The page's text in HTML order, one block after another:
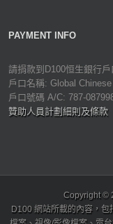
PAYMENT INFO
請捐款到D100恒生銀行戶
戶口名稱: Global
戶口號碼 A/C: 787-
贊助人員計劃細則及條款
Copyright ©
D100 網站所載的內容，